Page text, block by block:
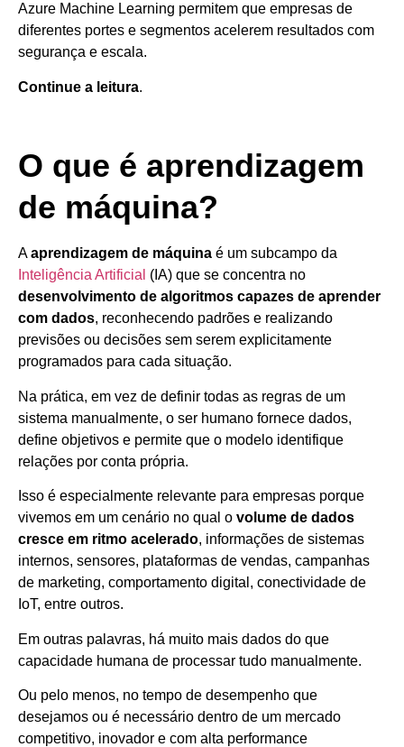
Azure Machine Learning permitem que empresas de
diferentes portes e segmentos acelerem resultados com
segurança e escala.
Continue a leitura.
O que é aprendizagem
de máquina?
Aaprendizagem de máquina é um subcampo da
Inteligência Artificial (IA) que se concentra no
desenvolvimento de algoritmos capazes de aprender
com dados, reconhecendo padrões e realizando
previsões ou decisões sem serem explicitamente
programados para cada situação.
Na prática, em vez de definir todas as regras de um
sistema manualmente, o ser humano fornece dados,
define objetivos e permite que o modelo identifique
relações por conta própria.
Isso é especialmente relevante para empresas porque
vivemos em um cenário no qual o volume de dados
cresce em ritmo acelerado, informações de sistemas
internos, sensores, plataformas de vendas, campanhas
de marketing, comportamento digital, conectividade de
IoT, entre outros.
Em outras palavras, há muito mais dados do que
capacidade humana de processar tudo manualmente.
Ou pelo menos, no tempo de desempenho que
desejamos ou é necessário dentro de um mercado
competitivo, inovador e com alta performance